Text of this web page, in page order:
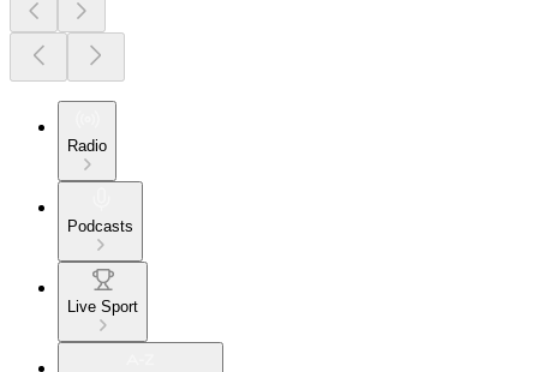
Radio
Podcasts
Live Sport